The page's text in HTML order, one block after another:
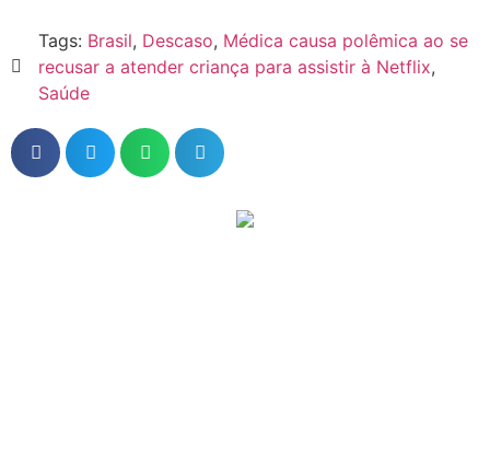
Tags: Brasil, Descaso, Médica causa polêmica ao se
recusar a atender criança para assistir à Netflix,
Saúde